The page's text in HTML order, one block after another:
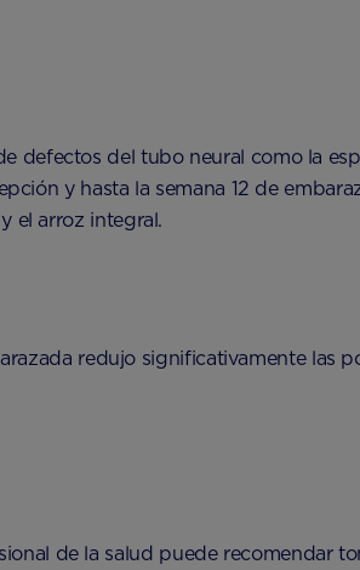
defectos del tubo neural como la
y hasta la semana 12 de
el arroz integral.
redujo significativamente las
de la salud puede recomendar